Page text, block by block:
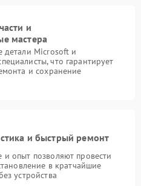
и
мастера
детали Microsoft и
что гарантирует
и сохранение
и быстрый ремонт
опыт позволяют провести
в кратчайшие
устройства